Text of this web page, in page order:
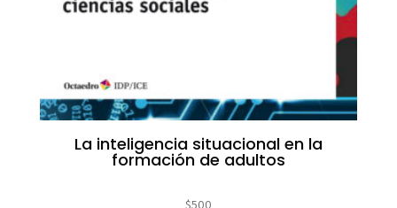
La inteligencia situacional en la
formación de adultos
$500